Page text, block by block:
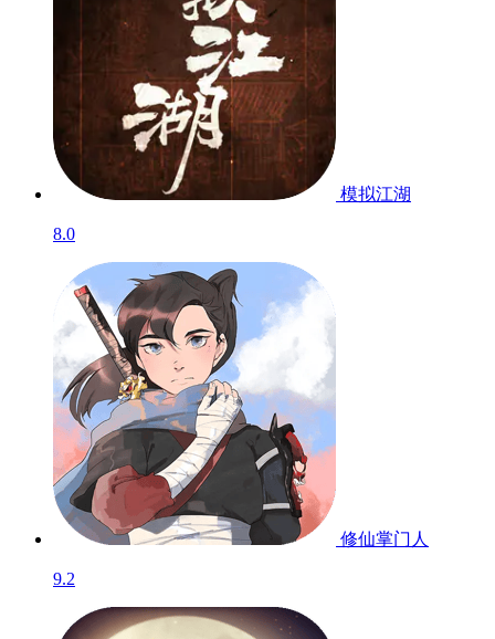
模拟江湖
8.0
修仙掌门人
9.2